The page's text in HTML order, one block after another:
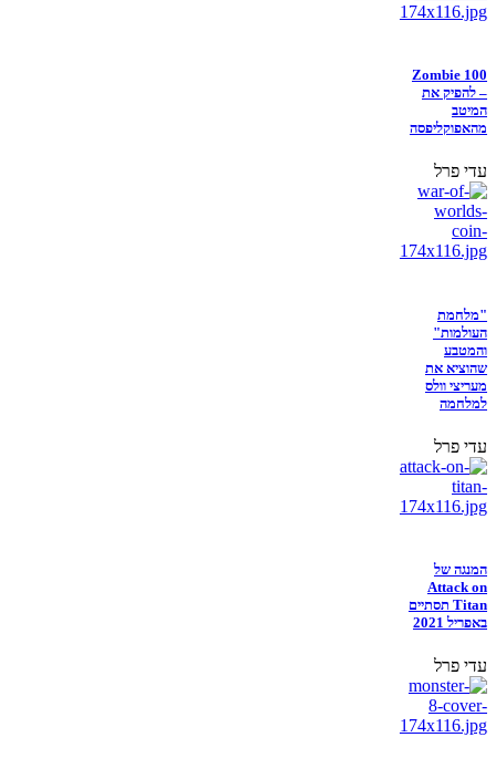
Zombie 100
– להפיק את
המיטב
מהאפוקליפסה
עדי פרל
"מלחמת
העולמות"
והמטבע
שהוציא את
מעריצי וולס
למלחמה
עדי פרל
המנגה של
Attack on
Titan תסתיים
באפריל 2021
עדי פרל